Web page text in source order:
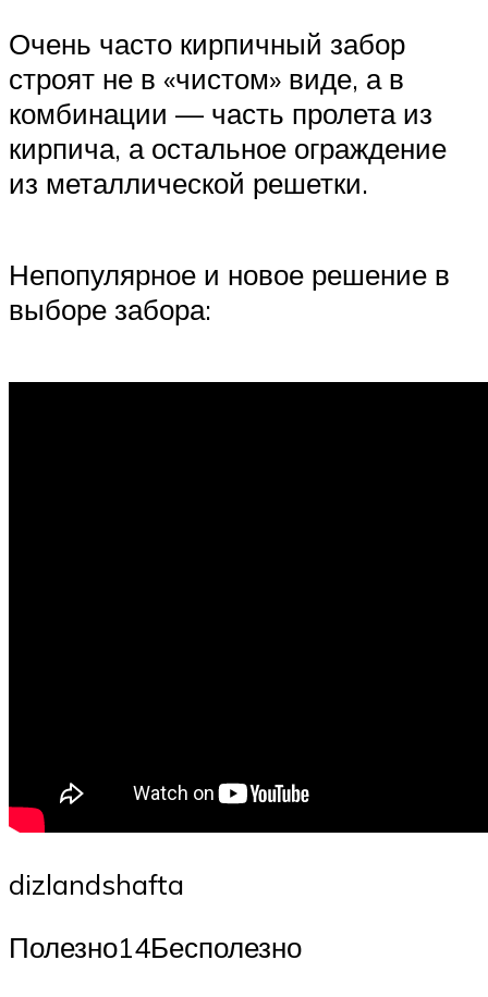
Очень часто кирпичный забор
строят не в «чистом» виде, а в
комбинации — часть пролета из
кирпича, а остальное ограждение
из металлической решетки.
Непопулярное и новое решение в
выборе забора:
dizlandshafta
Полезно14Бесполезно